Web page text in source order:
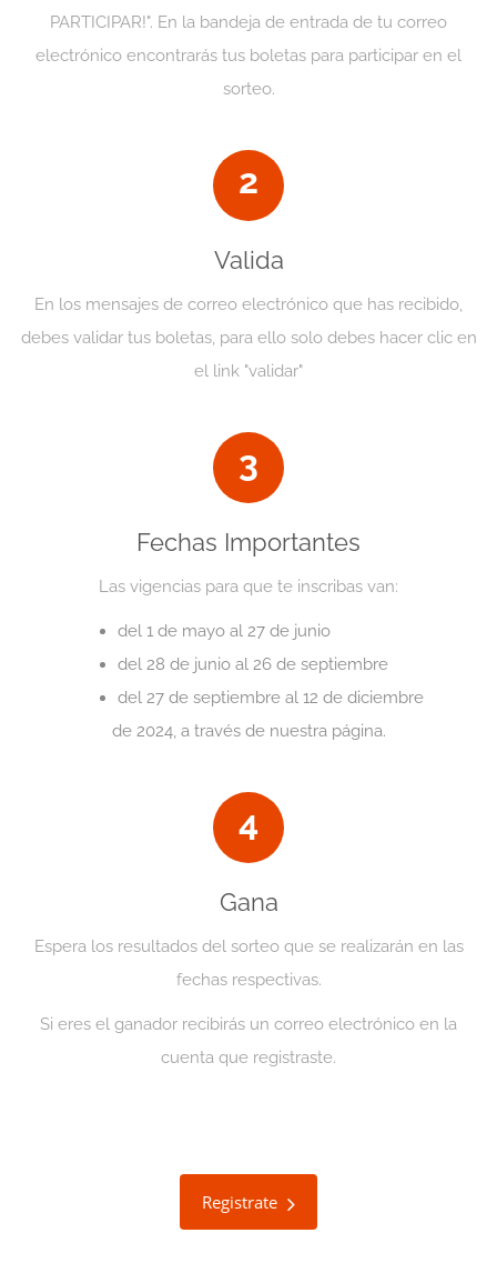
PARTICIPAR!". En la bandeja de entrada de tu correo
electrónico encontrarás tus boletas para participar en el
sorteo.
2
Valida
En los mensajes de correo electrónico que has recibido,
debes validar tus boletas, para ello solo debes hacer clic en
el link "validar"
3
Fechas Importantes
Las vigencias para que te inscribas van:
del 1 de mayo al 27 de junio
del 28 de junio al 26 de septiembre
del 27 de septiembre al 12 de diciembre
de 2024, a través de nuestra página.
4
Gana
Espera los resultados del sorteo que se realizarán en las
fechas respectivas.
Si eres el ganador recibirás un correo electrónico en la
cuenta que registraste.
Registrate